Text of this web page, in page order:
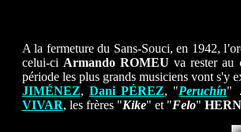
A la fermeture du Sans-Souci, en 1942,
celui-ci Armando ROMEU va rester au
période les plus grands musiciens vont s'y
JIMÉNEZ, Dani PÉREZ, "Peruchín"
VIVAR, les frères "Kike" et "Felo"